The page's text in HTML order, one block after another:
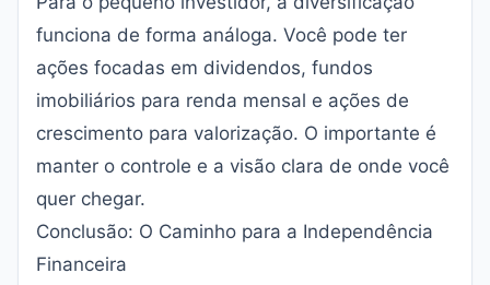
funciona de forma análoga. Você pode ter
ações focadas em dividendos, fundos
imobiliários para renda mensal e ações de
crescimento para valorização. O importante é
manter o controle e a visão clara de onde você
quer chegar.
Conclusão: O Caminho para a Independência
Financeira